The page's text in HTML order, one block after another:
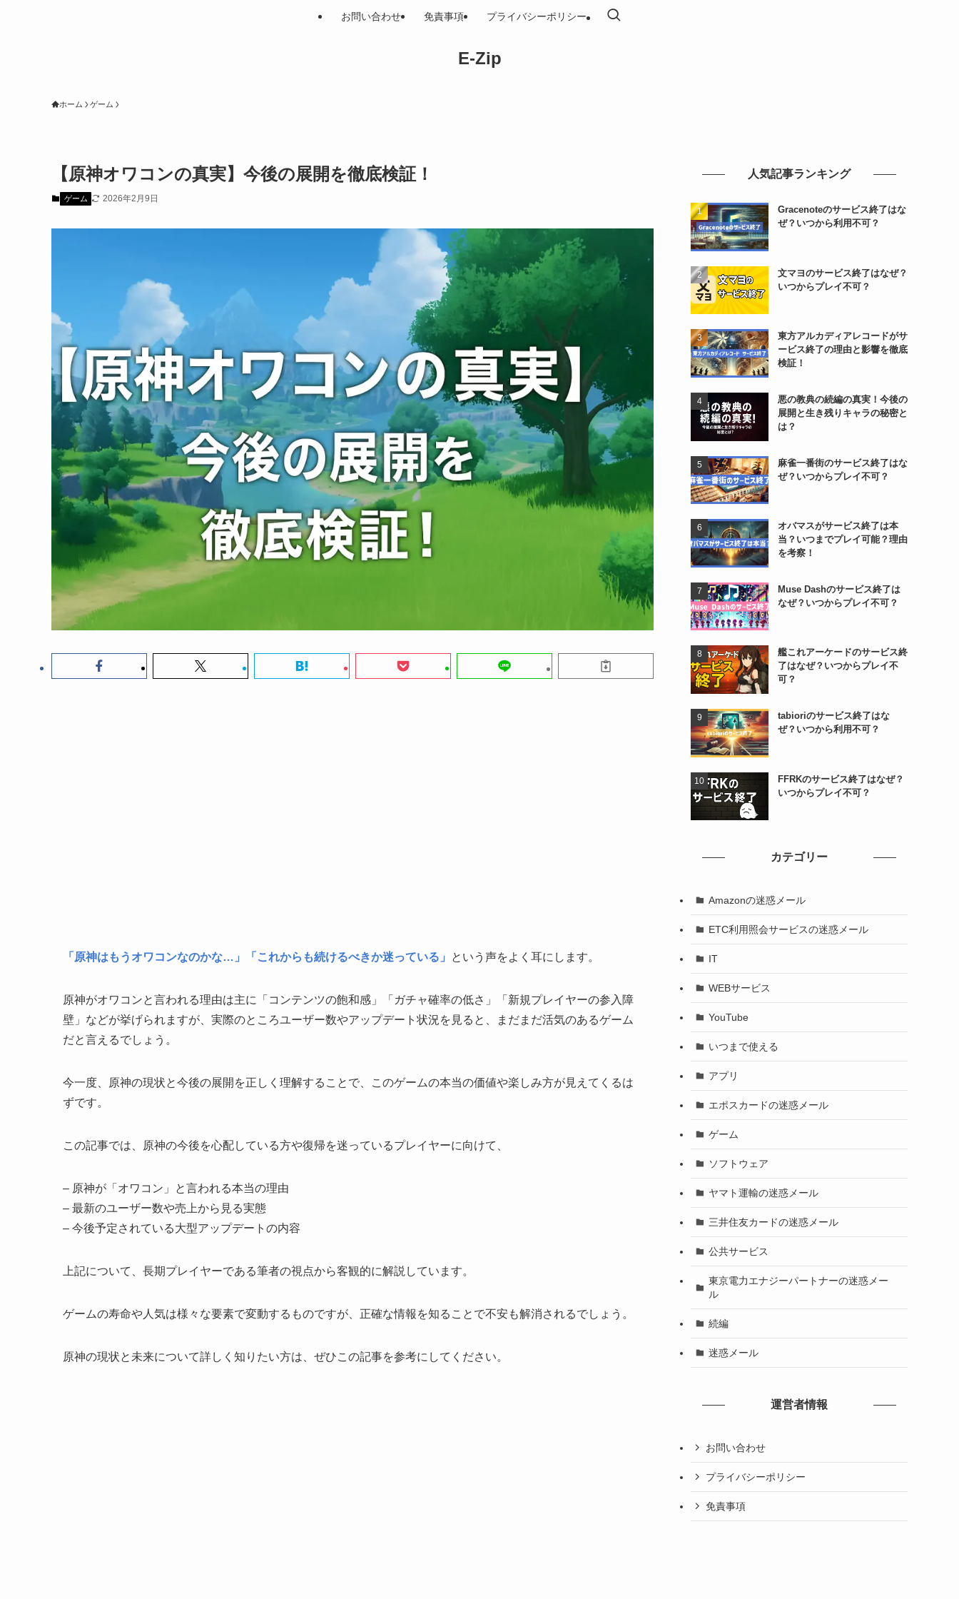
E-Zip
お問い合わせ 免責事項 プライバシーポリシー
ホーム ゲーム
【原神オワコンの真実】今後の展開を徹底検証！
ゲーム 2026年2月9日
「原神はもうオワコンなのかな…」「これからも続けるべきか迷っている」 という声をよく耳にします。
原神がオワコンと言われる理由は主に「コンテンツの飽和感」「ガチャ確率の低さ」「新規プレイヤーの参入障
壁」などが挙げられますが、実際のところユーザー数やアップデート状況を見ると、まだまだ活気のあるゲーム
だと言えるでしょう。
今一度、原神の現状と今後の展開を正しく理解することで、このゲームの本当の価値や楽しみ方が見えてくるは
ずです。
この記事では、原神の今後を心配している方や復帰を迷っているプレイヤーに向けて、
– 原神が「オワコン」と言われる本当の理由
– 最新のユーザー数や売上から見る実態
– 今後予定されている大型アップデートの内容
上記について、長期プレイヤーである筆者の視点から客観的に解説しています。
ゲームの寿命や人気は様々な要素で変動するものですが、正確な情報を知ることで不安も解消されるでしょう。
原神の現状と未来について詳しく知りたい方は、ぜひこの記事を参考にしてください。
人気記事ランキング
Gracenoteのサービス終了はな
ぜ？いつから利用不可？
文マヨのサービス終了はなぜ？
いつからプレイ不可？
東方アルカディアレコードがサ
ービス終了の理由と影響を徹底
検証！
悪の教典の続編の真実！今後の
展開と生き残りキャラの秘密と
は？
麻雀一番街のサービス終了はな
ぜ？いつからプレイ不可？
オバマスがサービス終了は本
当？いつまでプレイ可能？理由
を考察！
Muse Dashのサービス終了は
なぜ？いつからプレイ不可？
艦これアーケードのサービス終
了はなぜ？いつからプレイ不
可？
tabioriのサービス終了はな
ぜ？いつから利用不可？
FFRKのサービス終了はなぜ？
いつからプレイ不可？
カテゴリー
Amazonの迷惑メール
ETC利用照会サービスの迷惑メール
IT
WEBサービス
YouTube
いつまで使える
アプリ
エポスカードの迷惑メール
ゲーム
ソフトウェア
ヤマト運輸の迷惑メール
三井住友カードの迷惑メール
公共サービス
東京電力エナジーパートナーの迷惑メー
ル
続編
迷惑メール
運営者情報
お問い合わせ
プライバシーポリシー
免責事項